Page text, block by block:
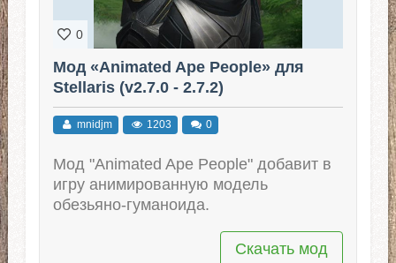
0
Мод «Animated Ape People» для
Stellaris (v2.7.0 - 2.7.2)
mnidjm 1203 0
Мод "Animated Ape People" добавит в
игру анимированную модель
обезьяно-гуманоида.
Скачать мод